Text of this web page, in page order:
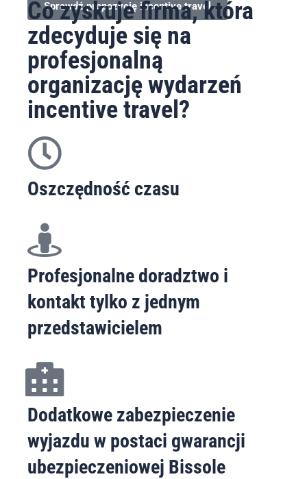
Sprawdź propozycję incentive travel
Sprawdź propozycję incentive travel
Co zyskuje firma, która
zdecyduje się na
profesjonalną
organizację wydarzeń
incentive travel?
Oszczędność czasu
Profesjonalne doradztwo i
kontakt tylko z jednym
przedstawicielem
Dodatkowe zabezpieczenie
wyjazdu w postaci gwarancji
ubezpieczeniowej Bissole